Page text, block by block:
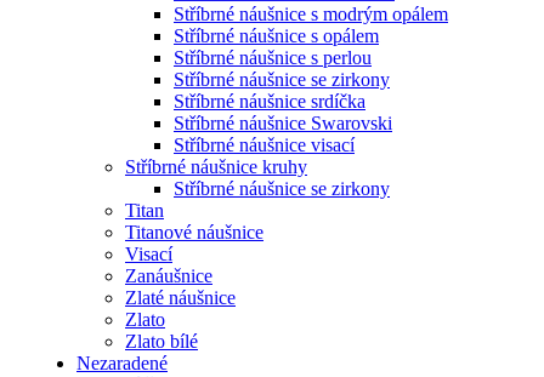
Stříbrné náušnice s modrým opálem
Stříbrné náušnice s opálem
Stříbrné náušnice s perlou
Stříbrné náušnice se zirkony
Stříbrné náušnice srdíčka
Stříbrné náušnice Swarovski
Stříbrné náušnice visací
Stříbrné náušnice kruhy
Stříbrné náušnice se zirkony
Titan
Titanové náušnice
Visací
Zanáušnice
Zlaté náušnice
Zlato
Zlato bílé
Nezaradené